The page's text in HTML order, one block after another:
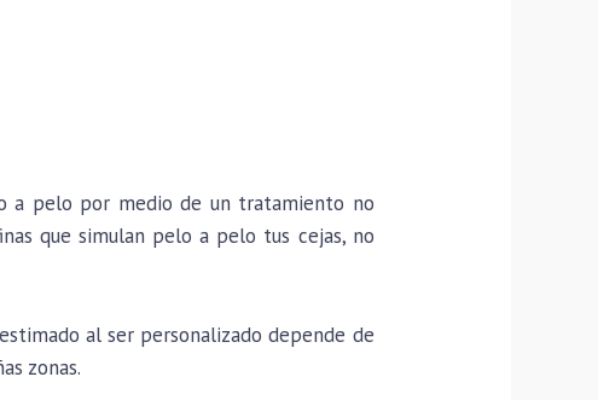
a pelo por medio de un tratamiento no
que simulan pelo a pelo tus cejas, no
al ser personalizado depende de
zonas.